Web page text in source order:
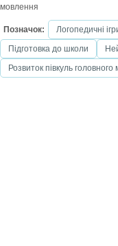
мовлення
Позначок: Логопедичні
Підготовка до школи
Розвиток півкуль головного